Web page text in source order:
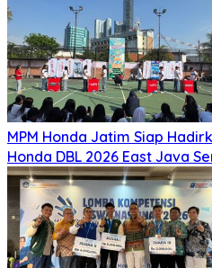
MPM Honda Jatim Siap
Honda DBL 2026 East Java